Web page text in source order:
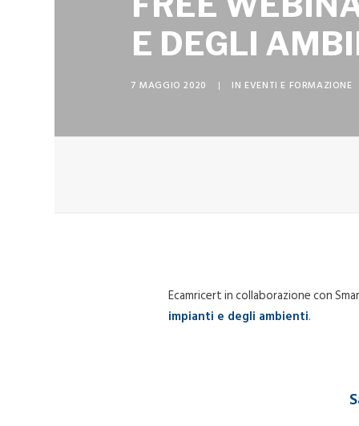
E DEGLI
7 MAGGIO 2020 | IN EVENTI E FORMAZIONE
Ecamricert in collaborazione con
impianti e degli ambienti.